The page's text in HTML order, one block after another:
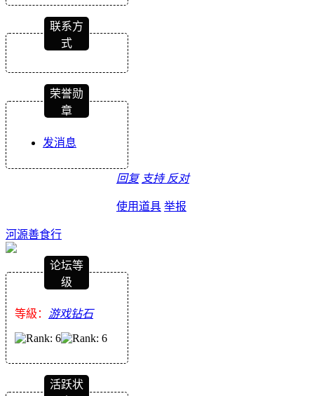
联系方
式
荣誉勋
章
发消息
回复 支持 反对
使用道具 举报
河源善食行
论坛等
级
等級： 游戏钻石
活跃状